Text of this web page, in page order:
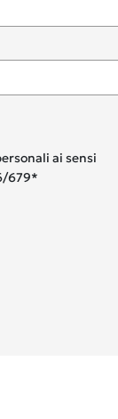
ai sensi
679*